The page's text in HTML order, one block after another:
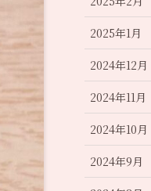
2025年1月
2024年12月
2024年11月
2024年10月
2024年9月